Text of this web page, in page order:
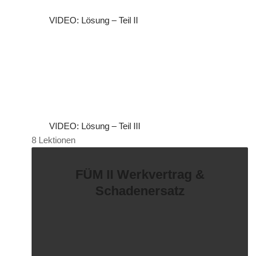
VIDEO: Lösung – Teil II
VIDEO: Lösung – Teil III
8 Lektionen
FÜM II Werkvertrag &
Schadenersatz